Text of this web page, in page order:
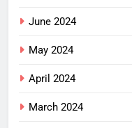
June 2024
May 2024
April 2024
March 2024